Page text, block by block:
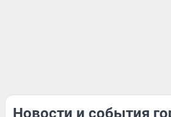
Новости и события